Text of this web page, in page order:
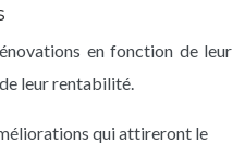
en fonction de leur
leur rentabilité.
qui attireront le